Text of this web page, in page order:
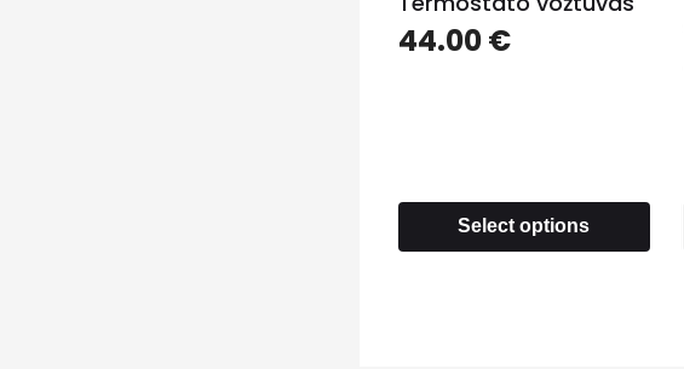
44.00€
Select options